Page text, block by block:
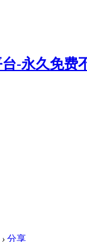
› 分享